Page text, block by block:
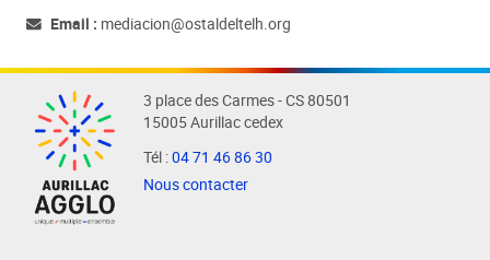
Email : mediacion@ostaldeltelh.org
3 place des Carmes - CS 80501
15005 Aurillac cedex
Tél :04 71 46 86 30
Nous contacter